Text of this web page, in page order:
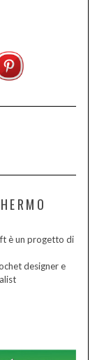
è un progetto di
designer e